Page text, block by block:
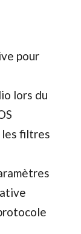
pour
lors du
les filtres